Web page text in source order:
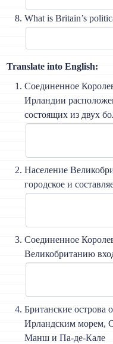
What is Britain’s
Translate into English:
Соединенное
Ирландии
состоящих из двух
Население
городское и
Соединенное
Великобританию
Британские острова
Ирландским морем,
Манш и Па-де-Кале